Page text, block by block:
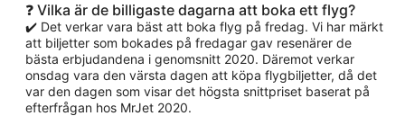
❓ Vilka är de billigaste dagarna att boka ett flyg?
✔️ Det verkar vara bäst att boka flyg på fredag. Vi har märkt
att biljetter som bokades på fredagar gav resenärer de
bästa erbjudandena i genomsnitt 2020. Däremot verkar
onsdag vara den värsta dagen att köpa flygbiljetter, då det
var den dagen som visar det högsta snittpriset baserat på
efterfrågan hos MrJet 2020.